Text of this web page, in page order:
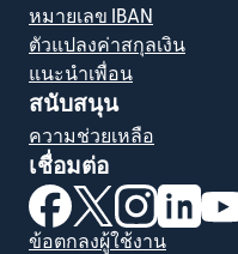
หมายเลข IBAN
ตัวแปลงค่าสกุลเงิน
แนะนำเพื่อน
สนับสนุน
ความช่วยเหลือ
เชื่อมต่อ
(เปิดในหน้าต่างใหม่
(เปิดในหน้าต่า
(เปิดในห
(เปิ
ข้อตกลงผู้ใช้งาน